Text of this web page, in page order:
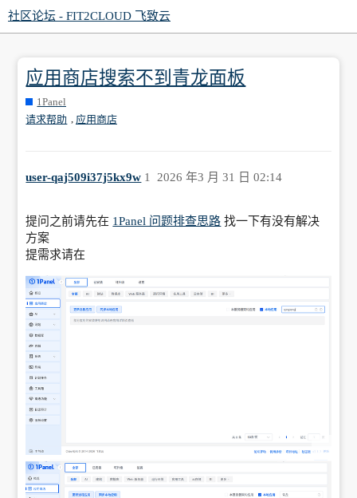
社区论坛 - FIT2CLOUD 飞致云
应用商店搜索不到青龙面板
1Panel
请求帮助
应用商店
user-qaj509i37j5kx9w 2026 年3 月 31 日 02:14
1
提问之前请先在 1Panel 问题排查思路 找一下有没有解决
方案
提需求请在